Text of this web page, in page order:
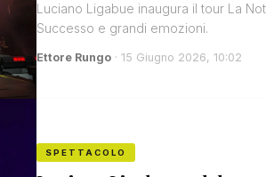
Luciano Ligabue inaugura il tour La
Successo e grandi emozioni.
Ettore Rungo · 15 Giugno 2026, 10:02
SPETTACOLO